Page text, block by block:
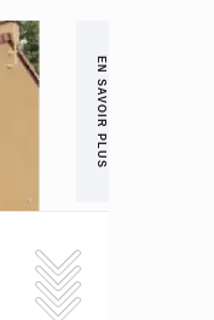
EN SAVOIR PLUS